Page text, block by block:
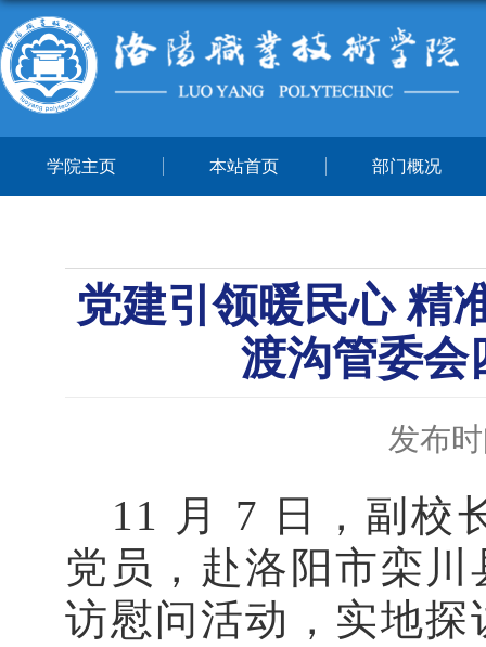
学院主页 本站首页 部门概况
党建引领暖民心
渡沟管委会
发布
11 月 7 日，副校
党员，赴洛阳市栾
访慰问活动，实地